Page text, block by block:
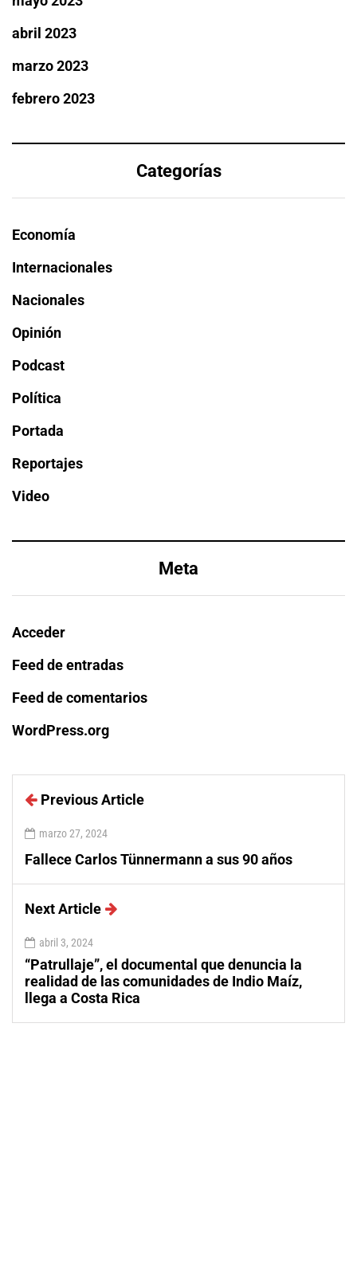
abril 2023
marzo 2023
febrero 2023
Categorías
Economía
Internacionales
Nacionales
Opinión
Podcast
Política
Portada
Reportajes
Video
Meta
Acceder
Feed de entradas
Feed de comentarios
WordPress.org
Previous Article
marzo 27, 2024
Fallece Carlos Tünnermann a sus 90 años
Next Article
abril 3, 2024
“Patrullaje”, el documental que denuncia la
realidad de las comunidades de Indio Maíz,
llega a Costa Rica